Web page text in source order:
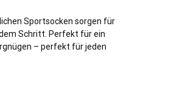
Sportsocken sorgen für
Schritt. Perfekt für ein
– perfekt für jeden